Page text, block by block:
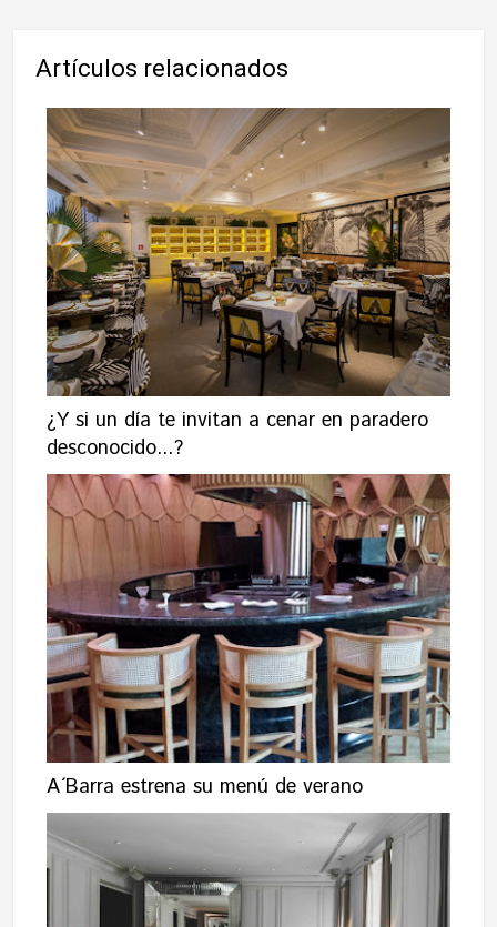
Artículos relacionados
¿Y si un día te invitan a cenar en paradero
desconocido...?
A´Barra estrena su menú de verano